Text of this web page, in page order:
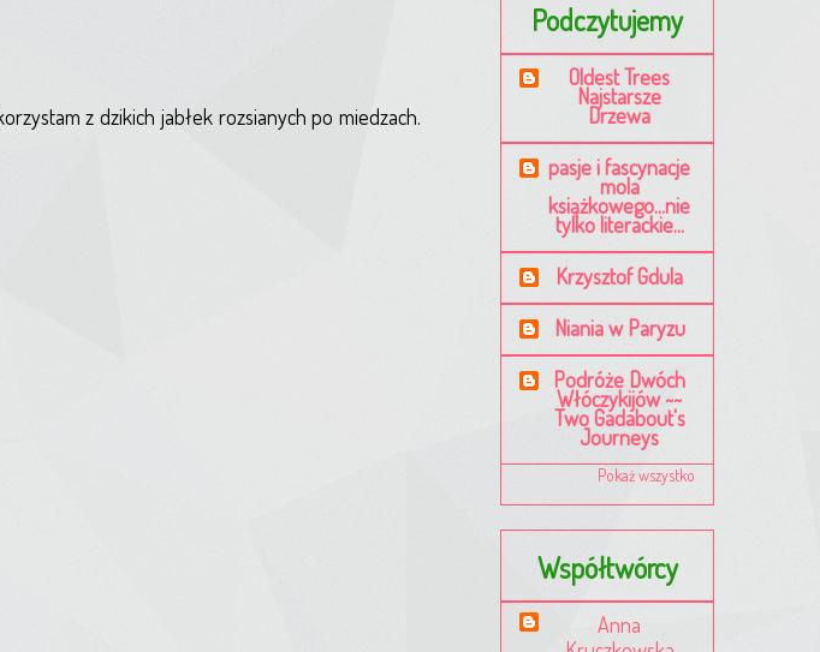
z dzikich jabłek rozsianych po miedzach.
Podczytujemy
Oldest Trees
Najstarsze
Drzewa
pasje i fascynacje
mola
książkowego...nie
tylko literackie...
Krzysztof Gdula
Niania w Paryzu
Podróże Dwóch
Włóczykijów ~~
Two Gadabout's
Journeys
Pokaż wszystko
Współtwórcy
Anna